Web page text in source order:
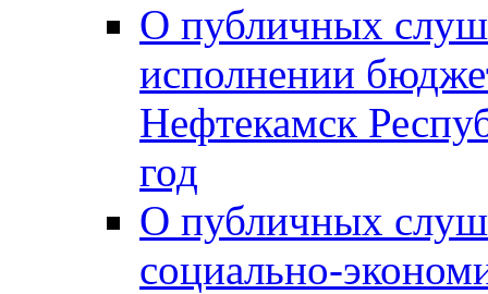
О публичных
исполнении
Нефтекамск
год
О публичных
социально-